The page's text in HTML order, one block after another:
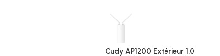
Cudy AP1200 Extérieur 1.0